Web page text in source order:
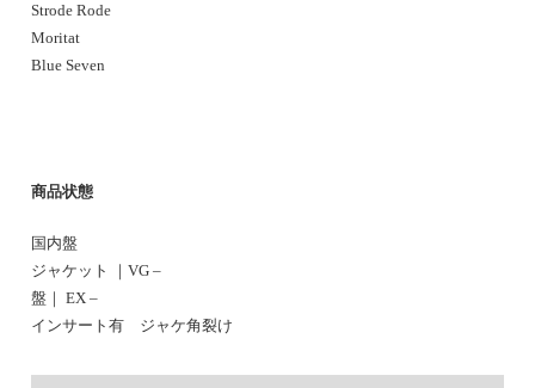
Strode Rode
Moritat
Blue Seven
商品状態
国内盤
ジャケット ｜VG –
盤｜ EX –
インサート有 ジャケ角裂け